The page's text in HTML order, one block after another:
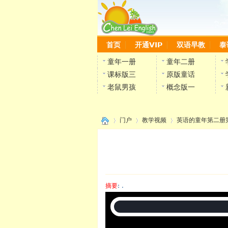
首页 开通VIP 双语早教 泰
童年一册 童年二册
课标版三
原版童话
老鼠男孩
概念版一
陈雷
门户 教学视频 英语的童年第二册
摘要: .